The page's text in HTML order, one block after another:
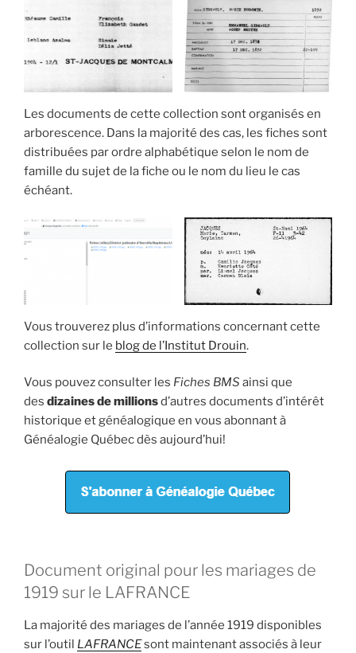
Les documents de cette collection sont organisés en
arborescence. Dans la majorité des cas, les fiches sont
distribuées par ordre alphabétique selon le nom de
famille du sujet de la fiche ou le nom du lieu le cas
échéant.
Vous trouverez plus d’informations concernant cette
collection sur le blog de l’Institut Drouin.
Vous pouvez consulter les Fiches BMS ainsi que
des dizaines de millionsd’autres documents d’intérêt
historique et généalogique en vous abonnant à
Généalogie Québec dès aujourd’hui!
Document original pour les mariages de
1919 sur le LAFRANCE
La majorité des mariages de l’année 1919 disponibles
sur l’outil LAFRANCEsont maintenant associés à leur